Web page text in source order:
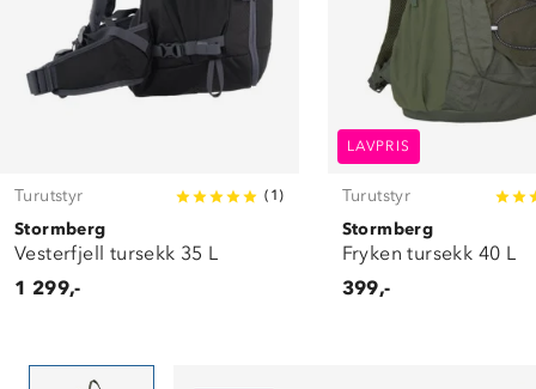
Turutstyr ( 1 )
Stormberg
Vesterfjell tursekk 35 L
1 299,-
LAVPRIS
Turutstyr
Stormberg
Fryken tursekk 40 L
399,-